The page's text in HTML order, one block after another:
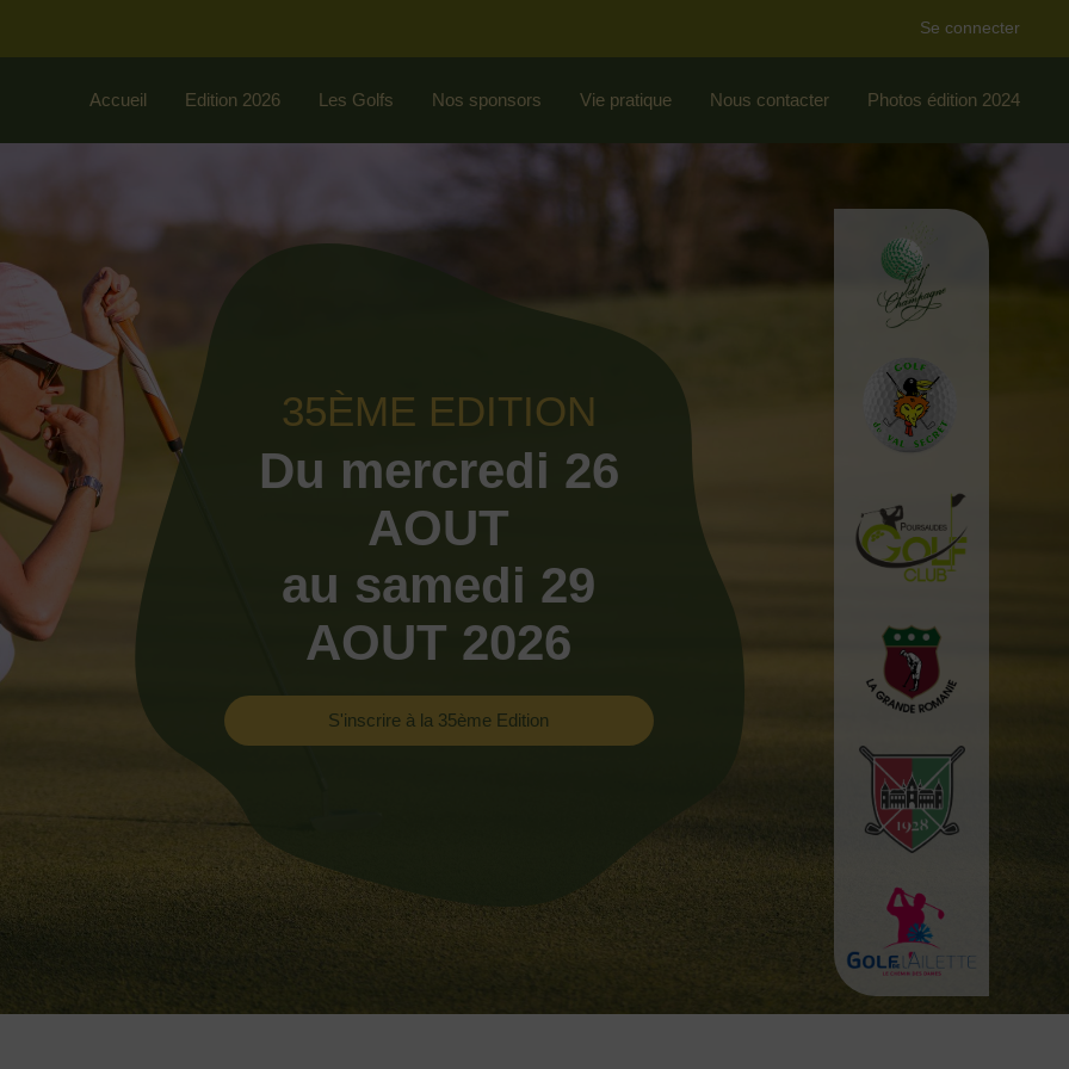
Se connecter
Accueil Edition 2026 Les Golfs Nos sponsors Vie pratique Nous contacter Photos édition 2024
35ÈME EDITION
Du mercredi 26
AOUT
au samedi 29
AOUT 2026
S'inscrire à la 35ème Edition